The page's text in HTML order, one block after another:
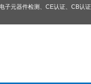
子元器件检测、CE认证、CB认